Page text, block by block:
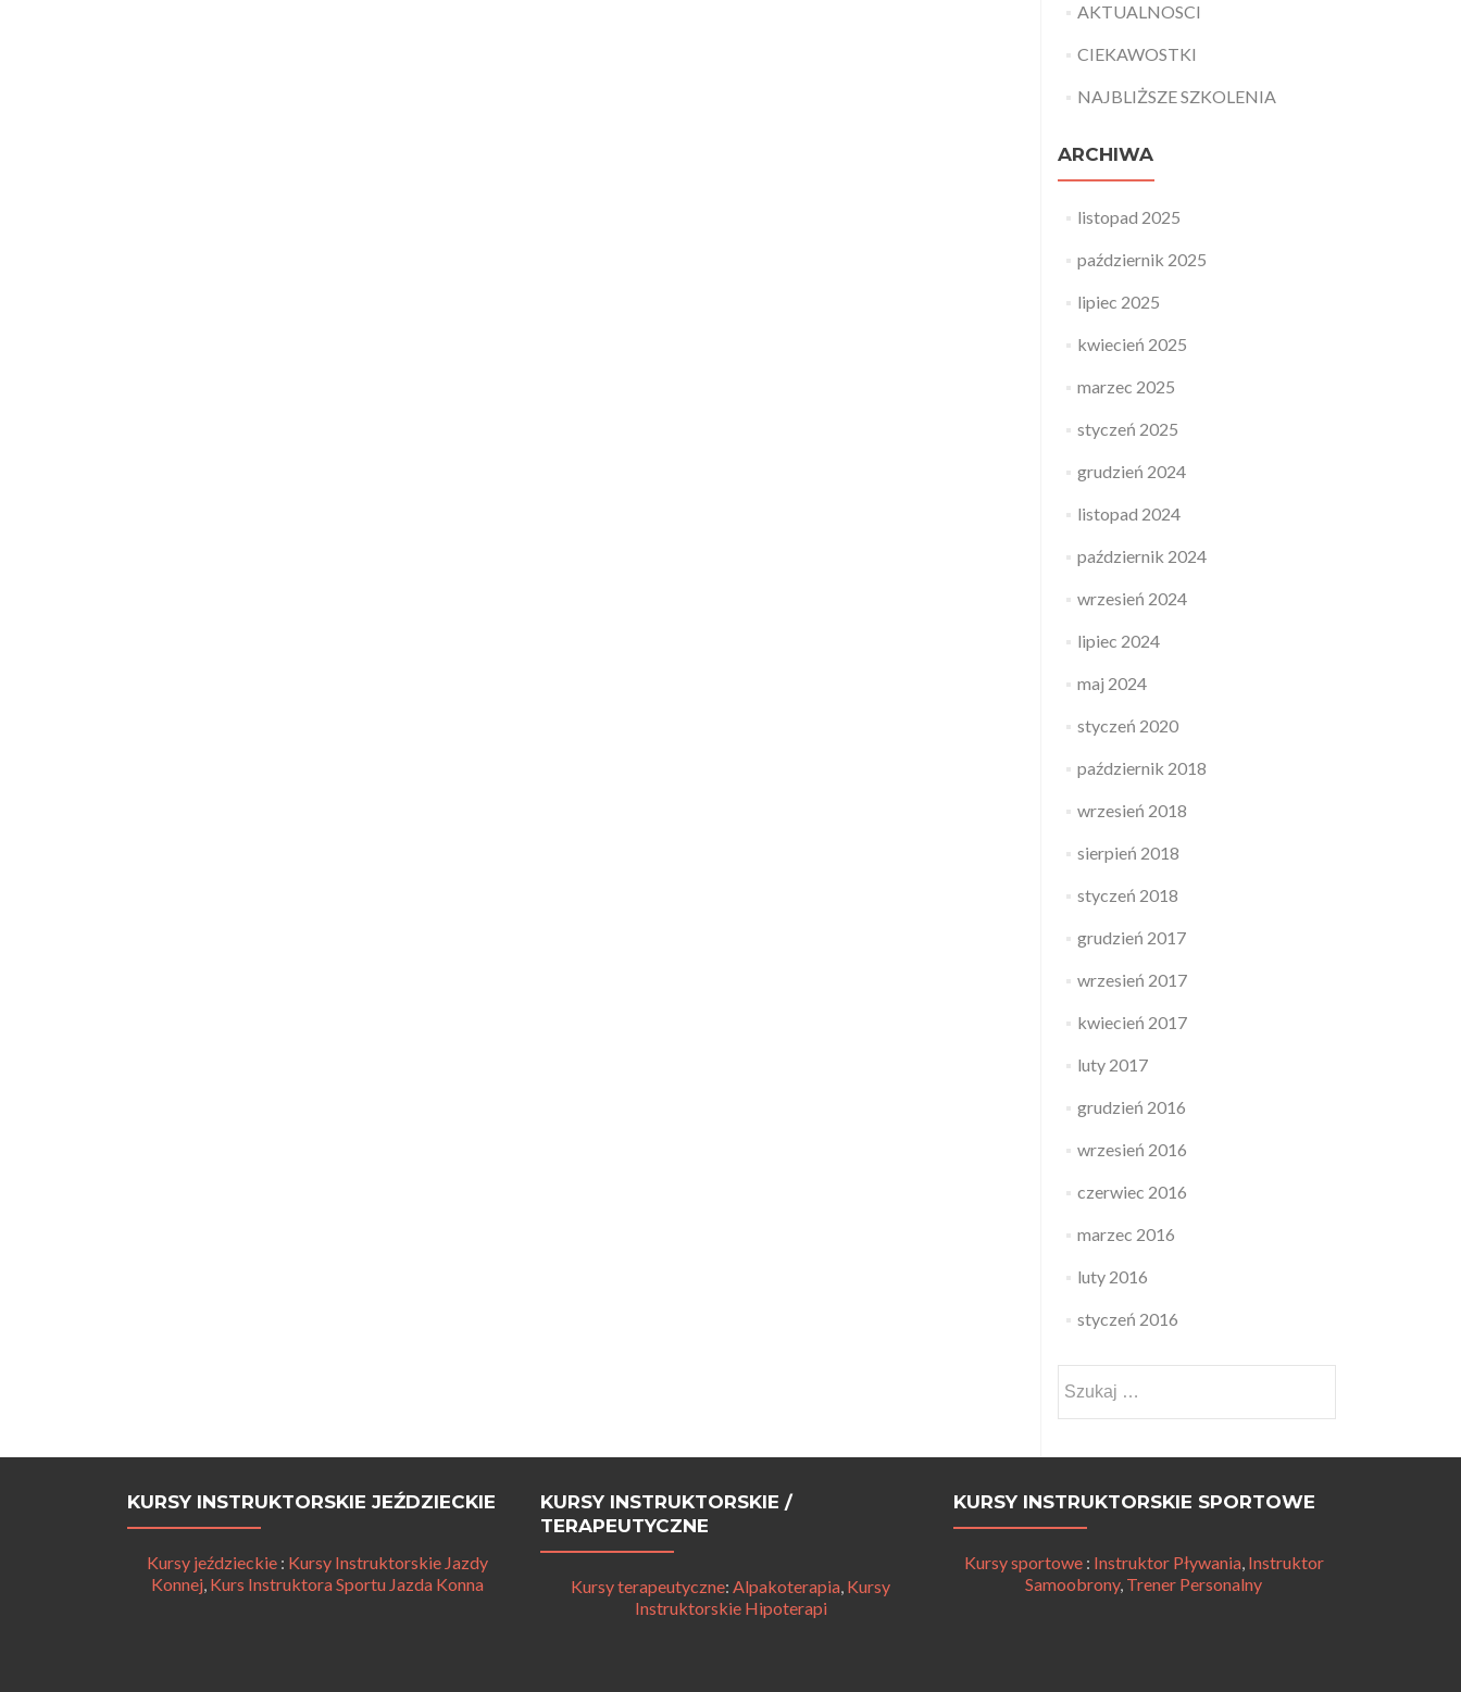
AKTUALNOSCI
CIEKAWOSTKI
NAJBLIŻSZE SZKOLENIA
ARCHIWA
listopad 2025
październik 2025
lipiec 2025
kwiecień 2025
marzec 2025
styczeń 2025
grudzień 2024
listopad 2024
październik 2024
wrzesień 2024
lipiec 2024
maj 2024
styczeń 2020
październik 2018
wrzesień 2018
sierpień 2018
styczeń 2018
grudzień 2017
wrzesień 2017
kwiecień 2017
luty 2017
grudzień 2016
wrzesień 2016
czerwiec 2016
marzec 2016
luty 2016
styczeń 2016
KURSY INSTRUKTORSKIE JEŹDZIECKIE
Kursy jeździeckie : Kursy Instruktorskie Jazdy
Konnej, Kurs Instruktora Sportu Jazda Konna
KURSY INSTRUKTORSKIE /
TERAPEUTYCZNE
Kursy terapeutyczne: Alpakoterapia, Kursy
Instruktorskie Hipoterapi
KURSY INSTRUKTORSKIE SPORTOWE
Kursy sportowe: Instruktor Pływania, Instruktor
Samoobrony, Trener Personalny